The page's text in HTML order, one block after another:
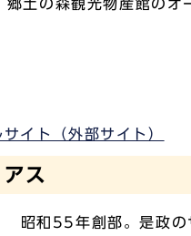
郷土の森観光物産館のオ
イト（外部サイト）
ス
昭和55年創部。是政の